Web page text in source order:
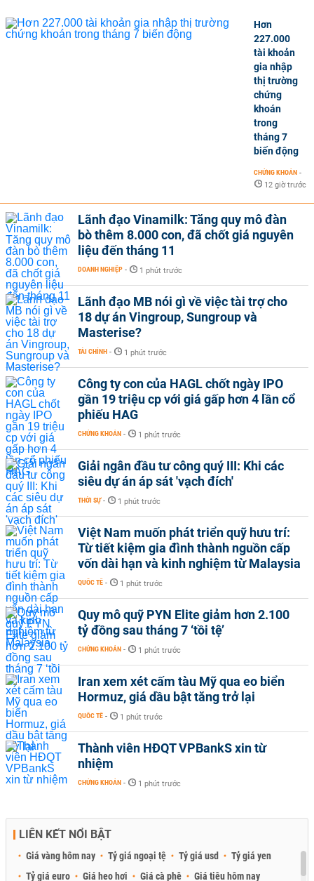
Hơn
227.000
tài khoản
gia nhập
thị trường
chứng
khoán
trong
tháng 7
biến động
CHỨNG KHOÁN -
12 giờ trước
Lãnh đạo Vinamilk: Tăng quy mô đàn
bò thêm 8.000 con, đã chốt giá nguyên
liệu đến tháng 11
DOANH NGHIỆP - 1 phút trước
Lãnh đạo MB nói gì về việc tài trợ cho
18 dự án Vingroup, Sungroup và
Masterise?
TÀI CHÍNH - 1 phút trước
Công ty con của HAGL chốt ngày IPO
gần 19 triệu cp với giá gấp hơn 4 lần cổ
phiếu HAG
CHỨNG KHOÁN - 1 phút trước
Giải ngân đầu tư công quý III: Khi các
siêu dự án áp sát 'vạch đích'
THỜI SỰ - 1 phút trước
Việt Nam muốn phát triển quỹ hưu trí:
Từ tiết kiệm gia đình thành nguồn cấp
vốn dài hạn và kinh nghiệm từ Malaysia
QUỐC TẾ - 1 phút trước
Quy mô quỹ PYN Elite giảm hơn 2.100
tỷ đồng sau tháng 7 ‘tồi tệ’
CHỨNG KHOÁN - 1 phút trước
Iran xem xét cấm tàu Mỹ qua eo biển
Hormuz, giá dầu bật tăng trở lại
QUỐC TẾ - 1 phút trước
Thành viên HĐQT VPBankS xin từ
nhiệm
CHỨNG KHOÁN - 1 phút trước
LIÊN KẾT NỔI BẬT
Giá vàng hôm nay Tỷ giá ngoại tệ Tỷ giá usd
Tỷ giá yen
Tỷ giá euro
Giá heo hơi Giá cà phê Giá tiêu hôm nay